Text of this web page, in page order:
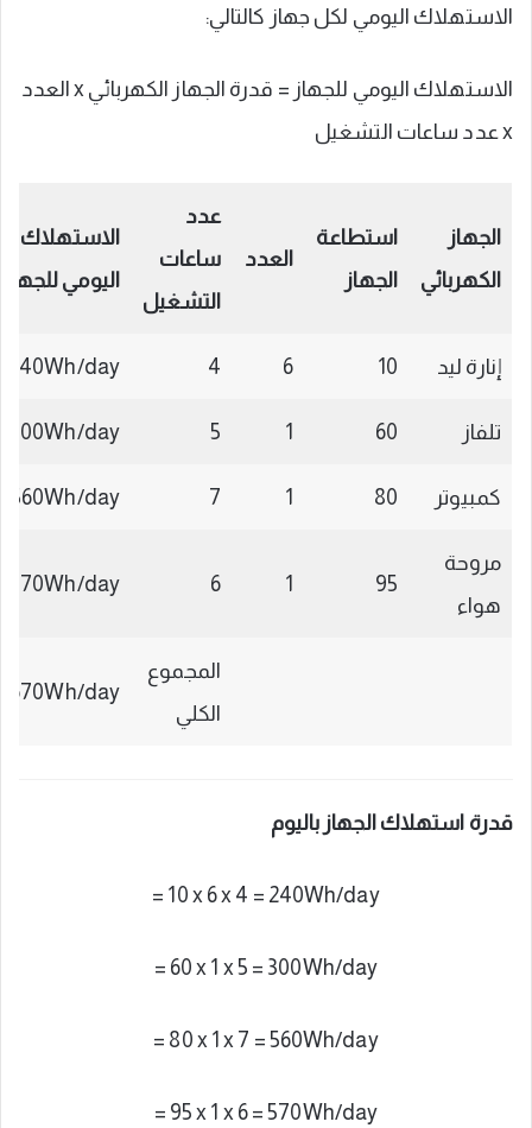
الاستهلاك اليومي لكل جهاز كالتالي:
الاستهلاك اليومي للجهاز = قدرة الجهاز الكهربائي x العدد
x عدد ساعات التشغيل
الجهاز
الكهربائي
استطاعة
الجهاز
العدد
عدد
ساعات
التشغيل
الاستهلاك
اليومي للجهاز
إنارة ليد 10
6
4
240Wh/day
تلفاز 60
1
5
300Wh/day
كمبيوتر 80
1
7
560Wh/day
مروحة
هواء
95
1
6
570Wh/day
المجموع
الكلي
1670Wh/day
قدرة استهلاك الجهاز باليوم
= 10 x 6 x 4 = 240Wh/day
= 60 x 1 x 5 = 300Wh/day
= 80 x 1 x 7 = 560Wh/day
= 95 x 1 x 6 = 570Wh/day